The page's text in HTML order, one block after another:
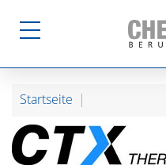
Startseite